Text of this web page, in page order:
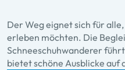
Der Weg eignet sich für
erleben möchten. Die
Schneeschuhwanderer
bietet schöne Ausblicke auf